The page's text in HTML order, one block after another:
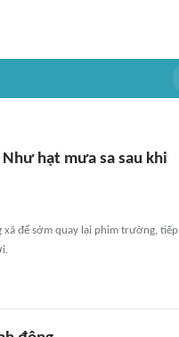
hạt mưa sa sau khi
để sớm quay lại phim trường, tiếp